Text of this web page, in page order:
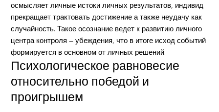
осмысляет личные истоки личных результатов, индивид
прекращает трактовать достижение а также неудачу как
случайность. Такое осознание ведет к развитию личного
центра контроля — убеждения, что в итоге исход событий
формируется в основном от личных решений.
Психологическое равновесие
относительно победой и
проигрышем